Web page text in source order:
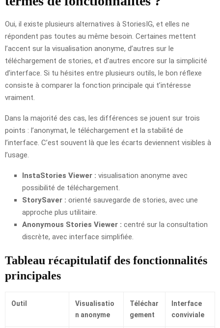
Oui, il existe plusieurs alternatives à StoriesIG, et elles ne
répondent pas toutes au même besoin. Certaines mettent
l’accent sur la visualisation anonyme, d’autres sur le
téléchargement de stories, et d’autres encore sur la simplicité
d’interface. Si tu hésites entre plusieurs outils, le bon réflexe
consiste à comparer la fonction principale qui t’intéresse
vraiment.
Dans la majorité des cas, les différences se jouent sur trois
points : l’anonymat, le téléchargement et la stabilité de
l’interface. C’est souvent là que les écarts deviennent visibles à
l’usage.
InstaStories Viewer : visualisation anonyme avec
possibilité de téléchargement.
StorySaver : orienté sauvegarde de stories, avec une
approche plus utilitaire.
Anonymous Stories Viewer : centré sur la consultation
discrète, avec interface simplifiée.
Tableau récapitulatif des fonctionnalités
principales
Outil
Visualisatio
n anonyme
Téléchar
gement
Interface
conviviale